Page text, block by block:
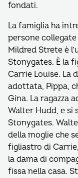
fondati.
La famiglia ha
persone
Mildred Strete è
Stonygates. È la
Carrie Louise. La
adottata, Pippa,
Gina. La ragazza
Walter Hudd, e si
Stonygates.
della moglie che
figliastro di
la dama di
fissa nella casa.